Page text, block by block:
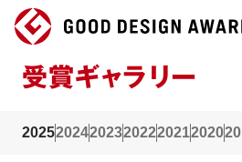
受賞ギャラリー
202520242023202220212020